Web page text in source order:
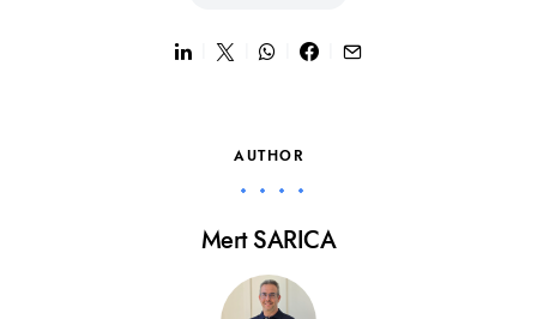
AUTHOR
Mert SARICA